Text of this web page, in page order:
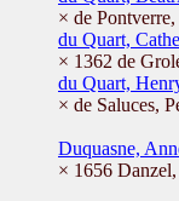
× de
du Quart,
× 1362 de
du Quart,
× de Saluces,
Duquasne,
× 1656